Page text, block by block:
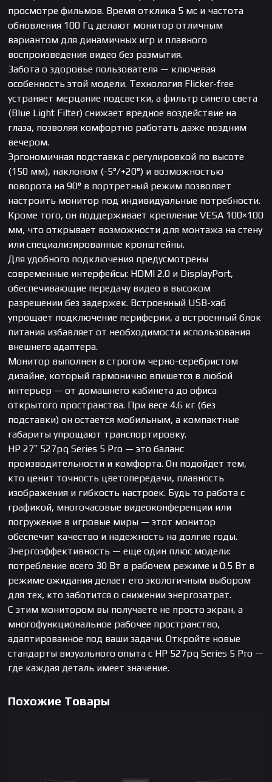
просмотре фильмов. Время отклика 5 мс и частота
обновления 100 Гц делают монитор отличным
вариантом для динамичных игр и плавного
воспроизведения видео без размытия.
Забота о здоровье пользователя — ключевая
особенность этой модели. Технология Flicker-free
устраняет мерцание подсветки, а фильтр синего света
(Blue Light Filter) снижает вредное воздействие на
глаза, позволяя комфортно работать даже поздним
вечером.
Эргономичная подставка с регулировкой по высоте
(150 мм), наклоном (-5°/+20°) и возможностью
поворота на 90° в портретный режим позволяет
настроить монитор под индивидуальные потребности.
Кроме того, он поддерживает крепление VESA 100×100
мм, что открывает возможности для монтажа на стену
или специализированные кронштейны.
Для удобного подключения предусмотрены
современные интерфейсы: HDMI 2.0 и DisplayPort,
обеспечивающие передачу видео в высоком
разрешении без задержек. Встроенный USB-хаб
упрощает подключение периферии, а встроенный блок
питания избавляет от необходимости использования
внешнего адаптера.
Монитор выполнен в строгом черно-серебристом
дизайне, который гармонично впишется в любой
интерьер — от домашнего кабинета до офиса
открытого пространства. При весе 4.6 кг (без
подставки) он остается мобильным, а компактные
габариты упрощают транспортировку.
HP 27″ 527pq Series 5 Pro — это баланс
производительности и комфорта. Он подойдет тем,
кто ценит точность цветопередачи, плавность
изображения и гибкость настроек. Будь то работа с
графикой, многочасовые видеоконференции или
погружение в игровые миры — этот монитор
обеспечит качество и надежность на долгие годы.
Энергоэффективность — еще один плюс модели:
потребление всего 30 Вт в рабочем режиме и 0.5 Вт в
режиме ожидания делает его экологичным выбором
для тех, кто заботится о снижении энергозатрат.
С этим монитором вы получаете не просто экран, а
многофункциональное рабочее пространство,
адаптированное под ваши задачи. Откройте новые
стандарты визуального опыта с HP 527pq Series 5 Pro —
где каждая деталь имеет значение.
Похожие Товары